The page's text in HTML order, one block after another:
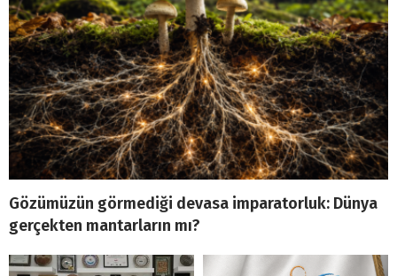
Gözümüzün görmediği devasa imparatorluk: Dünya
gerçekten mantarların mı?